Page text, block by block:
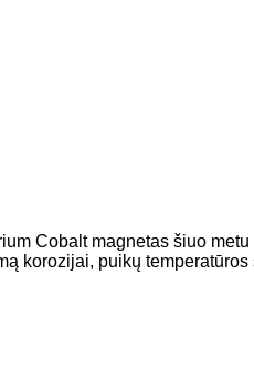
Cobalt magnetas šiuo
korozijai, puikų